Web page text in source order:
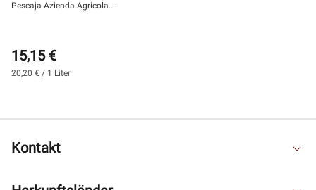
Pescaja
Pescaja Azienda Agricola...
15,15 €
20,20 € / 1 Liter
Kontakt